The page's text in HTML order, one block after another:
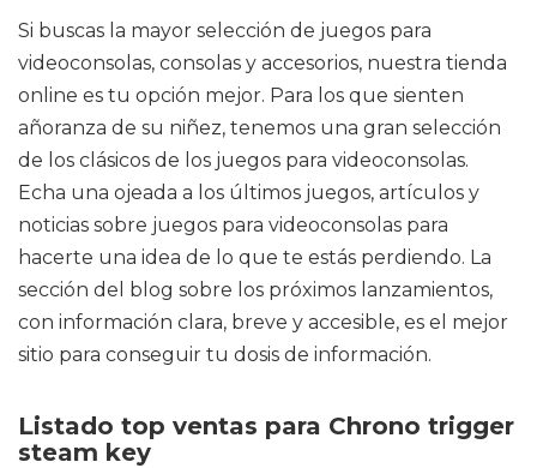
Si buscas la mayor selección de juegos para
videoconsolas, consolas y accesorios, nuestra tienda
online es tu opción mejor. Para los que sienten
añoranza de su niñez, tenemos una gran selección
de los clásicos de los juegos para videoconsolas.
Echa una ojeada a los últimos juegos, artículos y
noticias sobre juegos para videoconsolas para
hacerte una idea de lo que te estás perdiendo. La
sección del blog sobre los próximos lanzamientos,
con información clara, breve y accesible, es el mejor
sitio para conseguir tu dosis de información.
Listado top ventas para Chrono trigger
steam key